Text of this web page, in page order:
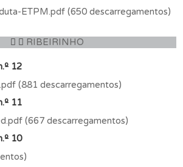
ETPM.pdf (650 descarregamentos)
RIBEIRINHO
12
(881 descarregamentos)
11
(667 descarregamentos)
10